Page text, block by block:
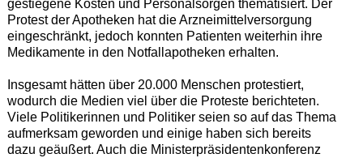
gestiegene Kosten und Personalsorgen thematisiert. Der
Protest der Apotheken hat die Arzneimittelversorgung
eingeschränkt, jedoch konnten Patienten weiterhin ihre
Medikamente in den Notfallapotheken erhalten.
Insgesamt hätten über 20.000 Menschen protestiert,
wodurch die Medien viel über die Proteste berichteten.
Viele Politikerinnen und Politiker seien so auf das Thema
aufmerksam geworden und einige haben sich bereits
dazu geäußert. Auch die Ministerpräsidentenkonferenz